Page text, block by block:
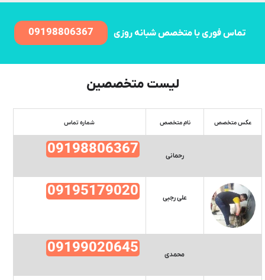
تماس فوری با متخصص شبانه روزی 09198806367
لیست متخصصین
عکس متخصص نام متخصص شماره تماس
رحمانی 09198806367
علی رجبی 09195179020
محمدی 09199020645